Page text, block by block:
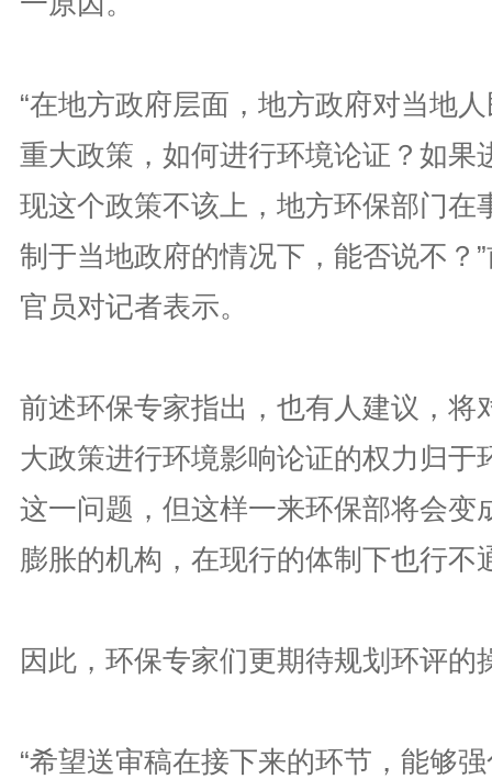
“在地方政府层面，地方政府对当地
重大政策，如何进行环境论证？如果
现这个政策不该上，地方环保部门在
制于当地政府的情况下，能否说不？
官员对记者表示。
前述环保专家指出，也有人建议，将
大政策进行环境影响论证的权力归于
这一问题，但这样一来环保部将会变
膨胀的机构，在现行的体制下也行不
因此，环保专家们更期待规划环评的
“希望送审稿在接下来的环节，能够